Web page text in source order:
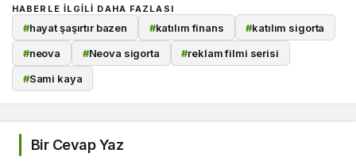
HABERLE ILGILI DAHA FAZLASI
#hayat şaşırtır bazen #katılım finans #katılım sigorta
#neova #Neova sigorta #reklam filmi serisi
#Sami kaya
Bir Cevap Yaz